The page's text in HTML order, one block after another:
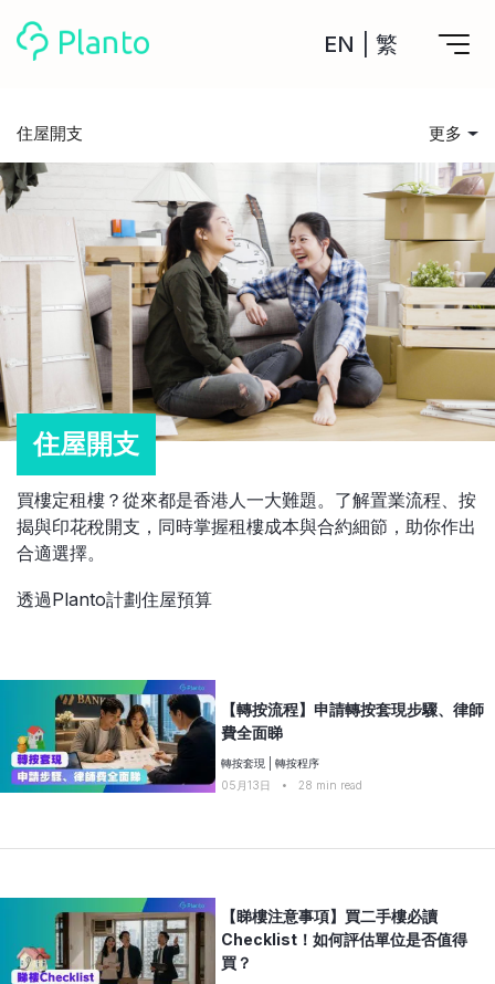
EN 繁
Planto功能
計劃買樓第一步
全功能記賬
管理及分析所有戶口
管理MPF戶口
一次過管理所有強積金戶口
申請清卡數/私人貸款
CreFIT x Planto推廣優惠
工具
私人貸款
年利率/APR/年息比較
投資戶口 (美股)
比較最抵美股投資戶口
投資戶口 (港股)
比較最抵港股投資戶口
投資加密貨幣
比較最抵Crypto交易所
月供股票計劃
定期存款
比較定存利率
信用卡
關於我們
Academy
Marketplace
其他網站
手機App與理財資訊
商業解決方案
住屋開支 更多
所有文章
投資入門
儲錢貼士
消費娛樂
借貸須知
職場理財
保險教室
中小企與創業
住屋開支
買樓定租樓？從來都是香港人一大難題。了解置業流程、按
揭與印花稅開支，同時掌握租樓成本與合約細節，助你作出
合適選擇。
透過Planto計劃住屋預算
【轉按流程】申請轉按套現步驟、律師
費全面睇
轉按套現
轉按程序
05月13日
• 28 min read
【睇樓注意事項】買二手樓必讀
Checklist！如何評估單位是否值得
買？